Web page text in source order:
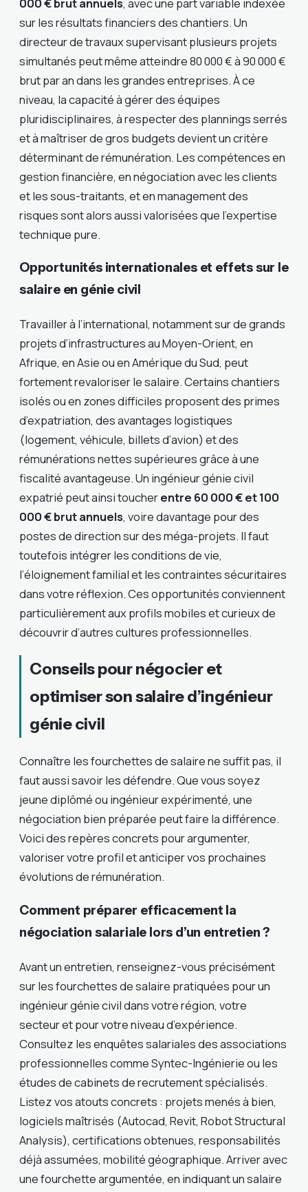
sur les résultats financiers des chantiers. Un
directeur de travaux supervisant plusieurs projets
simultanés peut même atteindre 80 000 € à 90 000 €
brut par an dans les grandes entreprises. À ce
niveau, la capacité à gérer des équipes
pluridisciplinaires, à respecter des plannings serrés
et à maîtriser de gros budgets devient un critère
déterminant de rémunération. Les compétences en
gestion financière, en négociation avec les clients
et les sous-traitants, et en management des
risques sont alors aussi valorisées que l’expertise
technique pure.
Opportunités internationales et effets sur le
salaire en génie civil
Travailler à l’international, notamment sur de grands
projets d’infrastructures au Moyen-Orient, en
Afrique, en Asie ou en Amérique du Sud, peut
fortement revaloriser le salaire. Certains chantiers
isolés ou en zones difficiles proposent des primes
d’expatriation, des avantages logistiques
(logement, véhicule, billets d’avion) et des
rémunérations nettes supérieures grâce à une
fiscalité avantageuse. Un ingénieur génie civil
expatrié peut ainsi toucherentre 60 000 € et 100
000 € brut annuels, voire davantage pour des
postes de direction sur des méga-projets. Il faut
toutefois intégrer les conditions de vie,
l’éloignement familial et les contraintes sécuritaires
dans votre réflexion. Ces opportunités conviennent
particulièrement aux profils mobiles et curieux de
découvrir d’autres cultures professionnelles.
Conseils pour négocier et
optimiser son salaire d’ingénieur
génie civil
Connaître les fourchettes de salaire ne suffit pas, il
faut aussi savoir les défendre. Que vous soyez
jeune diplômé ou ingénieur expérimenté, une
négociation bien préparée peut faire la différence.
Voici des repères concrets pour argumenter,
valoriser votre profil et anticiper vos prochaines
évolutions de rémunération.
Comment préparer efficacement la
négociation salariale lors d’un entretien ?
Avant un entretien, renseignez-vous précisément
sur les fourchettes de salaire pratiquées pour un
ingénieur génie civil dans votre région, votre
secteur et pour votre niveau d’expérience.
Consultez les enquêtes salariales des associations
professionnelles comme Syntec-Ingénierie ou les
études de cabinets de recrutement spécialisés.
Listez vos atouts concrets : projets menés à bien,
logiciels maîtrisés (Autocad, Revit, Robot Structural
Analysis), certifications obtenues, responsabilités
déjà assumées, mobilité géographique. Arriver avec
une fourchette argumentée, en indiquant un salaire